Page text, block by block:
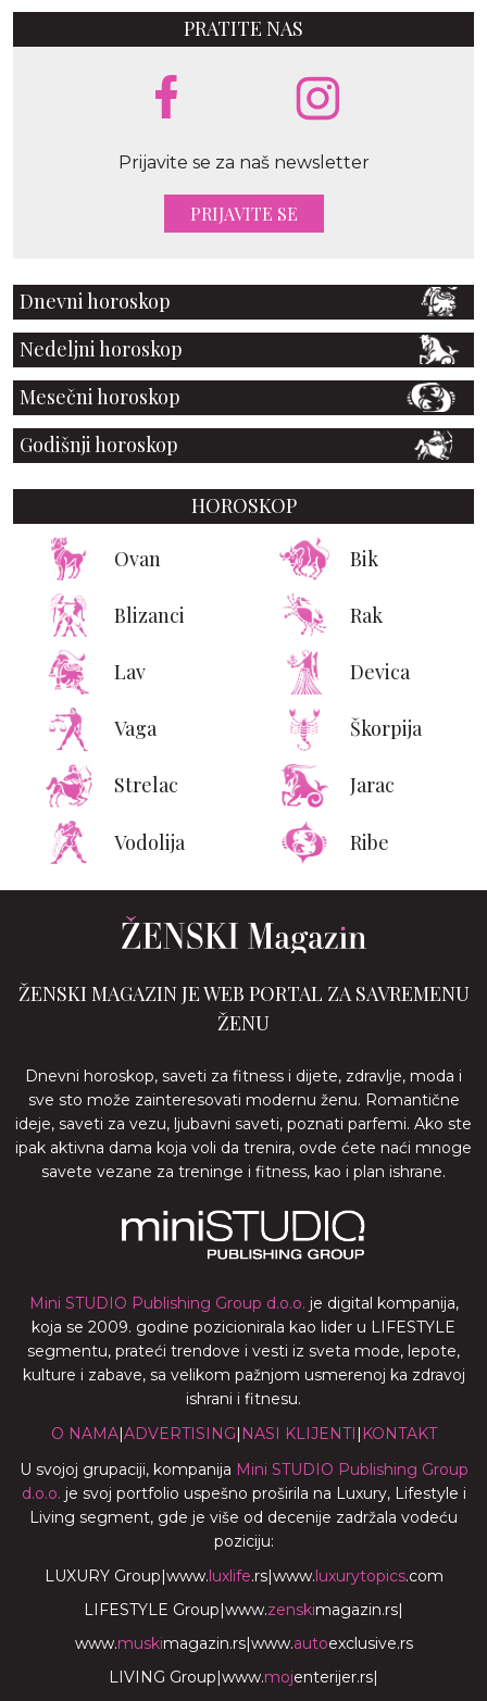
PRATITE NAS
Prijavite se za naš newsletter
PRIJAVITE SE
Dnevni horoskop
Nedeljni horoskop
Mesečni horoskop
Godišnji horoskop
HOROSKOP
Ovan Bik
Blizanci Rak
Lav Devica
Vaga Škorpija
Strelac Jarac
Vodolija Ribe
ŽENSKI MAGAZIN JE WEB PORTAL ZA SAVREMENU
ŽENU
Dnevni horoskop, saveti za fitness i dijete, zdravlje, moda i
sve sto može zainteresovati modernu ženu. Romantične
ideje, saveti za vezu, ljubavni saveti, poznati parfemi. Ako ste
ipak aktivna dama koja voli da trenira, ovde ćete naći mnoge
savete vezane za treninge i fitness, kao i plan ishrane.
Mini STUDIO Publishing Group d.o.o. je digital kompanija,
koja se 2009. godine pozicionirala kao lider u LIFESTYLE
segmentu, prateći trendove i vesti iz sveta mode, lepote,
kulture i zabave, sa velikom pažnjom usmerenoj ka zdravoj
ishrani i fitnesu.
O NAMA|ADVERTISING| NASI KLIJENTI | KONTAKT
U svojoj grupaciji, kompanija Mini STUDIO Publishing Group
d.o.o. je svoj portfolio uspešno proširila na Luxury, Lifestyle i
Living segment, gde je više od decenije zadržala vodeću
poziciju:
LUXURY Group|www.luxlife.rs|www.luxurytopics.com
LIFESTYLE Group|www.zenskimagazin.rs|
www.muskimagazin.rs|www.autoexclusive.rs
LIVING Group|www.mojenterijer.rs|